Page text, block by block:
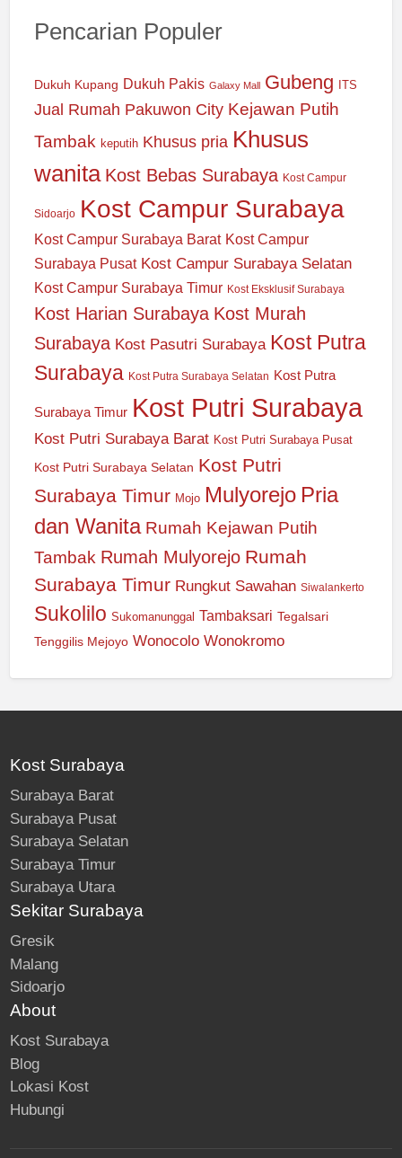
Pencarian Populer
Dukuh Kupang Dukuh Pakis Galaxy Mall Gubeng ITS
Jual Rumah Pakuwon City Kejawan Putih
Tambak keputih Khusus pria Khusus
wanita Kost Bebas Surabaya Kost Campur
Sidoarjo Kost Campur Surabaya
Kost Campur Surabaya Barat Kost Campur
Surabaya Pusat Kost Campur Surabaya Selatan
Kost Campur Surabaya Timur Kost Eksklusif Surabaya
Kost Harian Surabaya Kost Murah
Surabaya Kost Pasutri Surabaya Kost Putra
Surabaya Kost Putra Surabaya Selatan Kost Putra
Surabaya Timur Kost Putri Surabaya
Kost Putri Surabaya Barat Kost Putri Surabaya Pusat
Kost Putri Surabaya Selatan Kost Putri
Surabaya Timur Mojo Mulyorejo Pria
dan Wanita Rumah Kejawan Putih
Tambak Rumah Mulyorejo Rumah
Surabaya Timur Rungkut Sawahan Siwalankerto
Sukolilo Sukomanunggal Tambaksari Tegalsari
Tenggilis Mejoyo Wonocolo Wonokromo
Kost Surabaya
Surabaya Barat
Surabaya Pusat
Surabaya Selatan
Surabaya Timur
Surabaya Utara
Sekitar Surabaya
Gresik
Malang
Sidoarjo
About
Kost Surabaya
Blog
Lokasi Kost
Hubungi